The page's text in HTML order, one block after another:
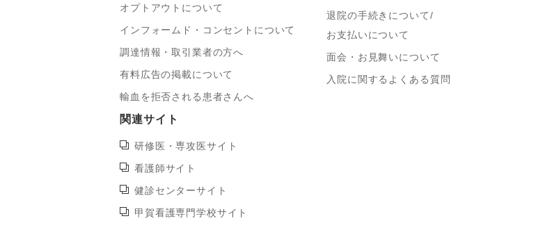
オプトアウトについて
インフォームド・コンセントについて
調達情報・取引業者の方へ
有料広告の掲載について
輸血を拒否される患者さんへ
退院の手続きについて/
お支払いについて
面会・お見舞いについて
入院に関するよくある質問
関連サイト
研修医・専攻医サイト
看護師サイト
健診センターサイト
甲賀看護専門学校サイト